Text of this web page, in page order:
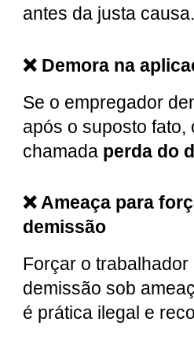
antes da justa causa.
❌ Demora na
Se o empregador
após o suposto fato,
chamada perda do
❌ Ameaça para
demissão
Forçar o trabalhador
demissão sob
é prática ilegal e